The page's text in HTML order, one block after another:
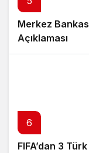
Merkez
Açıklaması
6
FIFA’dan 3